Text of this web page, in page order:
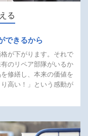
る
できるから
が下がります。それで
のリペア部隊がいるか
修繕し、本来の価値を
高い！」という感動が